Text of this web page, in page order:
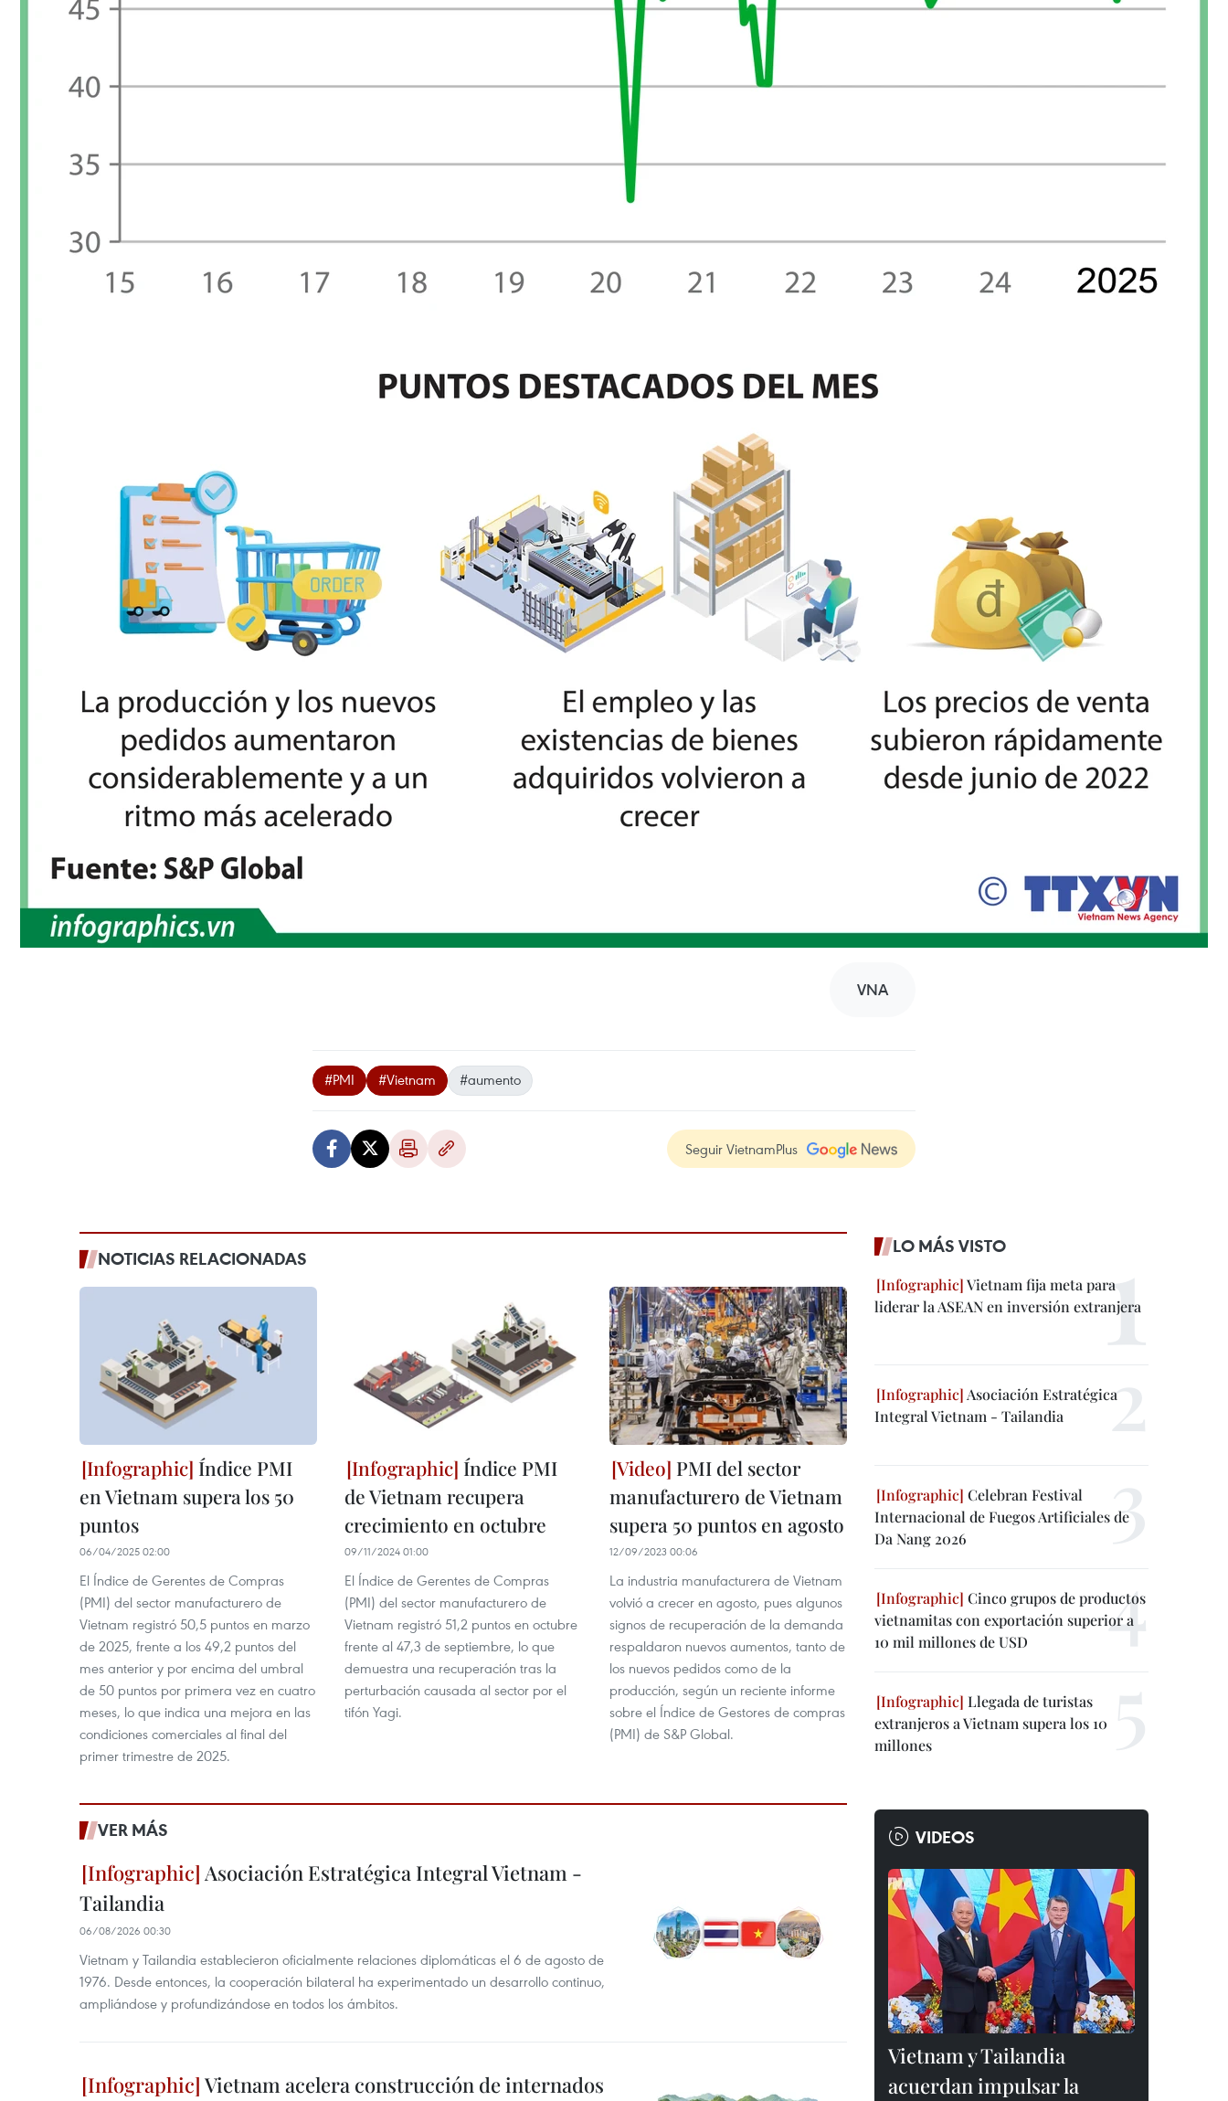
VNA
#PMI #Vietnam #aumento
Seguir VietnamPlus
NOTICIAS RELACIONADAS
Índice PMI
en Vietnam supera los 50
puntos
06/04/2025 02:00
El Índice de Gerentes de Compras
(PMI) del sector manufacturero de
Vietnam registró 50,5 puntos en marzo
de 2025, frente a los 49,2 puntos del
mes anterior y por encima del umbral
de 50 puntos por primera vez en cuatro
meses, lo que indica una mejora en las
condiciones comerciales al final del
primer trimestre de 2025.
Índice PMI
de Vietnam recupera
crecimiento en octubre
09/11/2024 01:00
El Índice de Gerentes de Compras
(PMI) del sector manufacturero de
Vietnam registró 51,2 puntos en octubre
frente al 47,3 de septiembre, lo que
demuestra una recuperación tras la
perturbación causada al sector por el
tifón Yagi.
PMI del sector
manufacturero de Vietnam
supera 50 puntos en agosto
12/09/2023 00:06
La industria manufacturera de Vietnam
volvió a crecer en agosto, pues algunos
signos de recuperación de la demanda
respaldaron nuevos aumentos, tanto de
los nuevos pedidos como de la
producción, según un reciente informe
sobre el Índice de Gestores de compras
(PMI) de S&P Global.
VER MÁS
Asociación Estratégica Integral Vietnam -
Tailandia
06/08/2026 00:30
Vietnam y Tailandia establecieron oficialmente relaciones diplomáticas el 6 de agosto de
1976. Desde entonces, la cooperación bilateral ha experimentado un desarrollo continuo,
ampliándose y profundizándose en todos los ámbitos.
Vietnam acelera construcción de internados
LO MÁS VISTO
Vietnam fija meta para
liderar la ASEAN en inversión extranjera
Asociación Estratégica
Integral Vietnam - Tailandia
Celebran Festival
Internacional de Fuegos Artificiales de
Da Nang 2026
Cinco grupos de productos
vietnamitas con exportación superior a
10 mil millones de USD
Llegada de turistas
extranjeros a Vietnam supera los 10
millones
VIDEOS
Vietnam y Tailandia
acuerdan impulsar la